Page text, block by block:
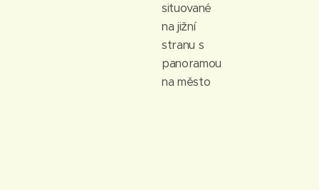
situované
na jižní
stranu s
panoramou
na město